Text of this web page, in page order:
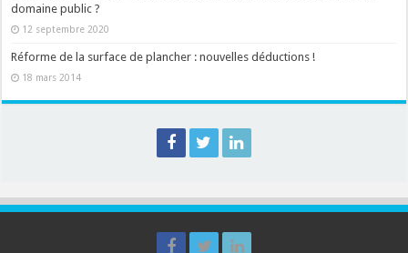
domaine public ?
12 septembre 2020
Réforme de la surface de plancher : nouvelles déductions !
18 mars 2014